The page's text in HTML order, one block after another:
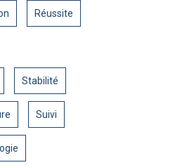
Réussite
Stabilité
Suivi